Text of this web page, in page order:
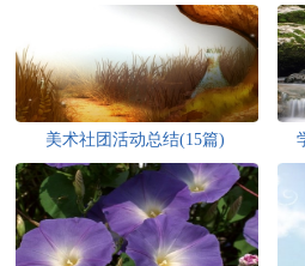
美术社团活动总结(15篇)